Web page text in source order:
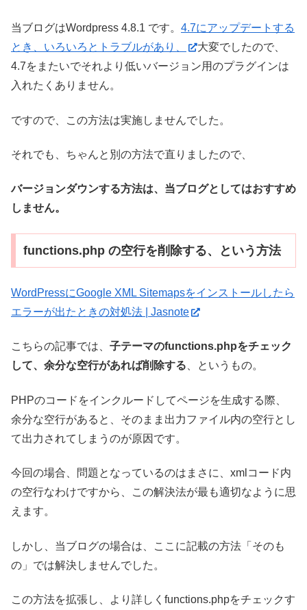
当ブログはWordpress 4.8.1 です。 4.7にアップデートする
とき、いろいろとトラブルがあり、
大変でしたので、
4.7をまたいでそれより低いバージョン用のプラグインは
入れたくありません。
ですので、この方法は実施しませんでした。
それでも、ちゃんと別の方法で直りましたので、
バージョンダウンする方法は、当ブログとしてはおすすめ
しません。
functions.php の空行を削除する、という方法
WordPressにGoogle XML Sitemapsをインストールしたら
エラーが出たときの対処法 | Jasnote
こちらの記事では、 子テーマのfunctions.phpをチェック
して、余分な空行があれば削除する 、というもの。
PHPのコードをインクルードしてページを生成する際、
余分な空行があると、そのまま出力ファイル内の空行とし
て出力されてしまうのが原因です。
今回の場合、問題となっているのはまさに、xmlコード内
の空行なわけですから、この解決法が最も適切なように思
えます。
しかし、当ブログの場合は、ここに記載の方法「そのも
の」では解決しませんでした。
この方法を拡張し、より詳しくfunctions.phpをチェックす